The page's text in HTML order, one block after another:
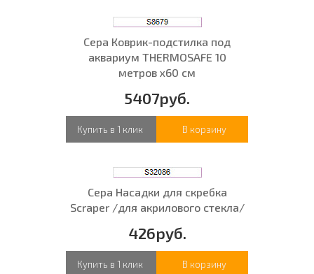
Сера Коврик-подстилка под
аквариум THERMOSAFE 10
метров x60 см
5407руб.
Купить в 1 клик В корзину
Сера Насадки для скребка
Scraper /для акрилового стекла/
426руб.
Купить в 1 клик В корзину